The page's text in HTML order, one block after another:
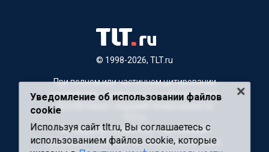
© 1998-2026, TLT.ru
При полном или частичном цитировании
материалов, ссылка на TLT.ru обязательна.
Материалы с пометкой "Партнерский
материал" публикуются на правах рекламы.
Уведомление об использовании файлов
cookie
Используя сайт tlt.ru, Вы соглашаетесь с
использованием файлов cookie, которые